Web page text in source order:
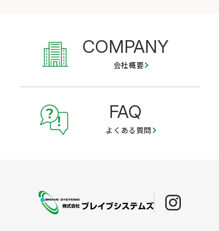
COMPANY
会社概要
FAQ
よくある質問